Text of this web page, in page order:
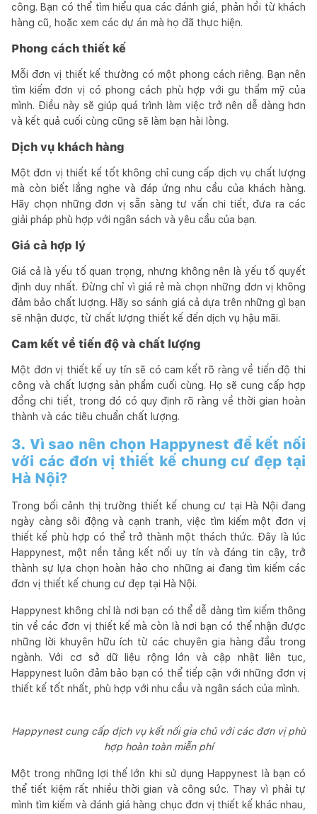
công. Bạn có thể tìm hiểu qua các đánh giá, phản hồi từ khách
hàng cũ, hoặc xem các dự án mà họ đã thực hiện.
Phong cách thiết kế
Mỗi đơn vị thiết kế thường có một phong cách riêng. Bạn nên
tìm kiếm đơn vị có phong cách phù hợp với gu thẩm mỹ của
mình. Điều này sẽ giúp quá trình làm việc trở nên dễ dàng hơn
và kết quả cuối cùng cũng sẽ làm bạn hài lòng.
Dịch vụ khách hàng
Một đơn vị thiết kế tốt không chỉ cung cấp dịch vụ chất lượng
mà còn biết lắng nghe và đáp ứng nhu cầu của khách hàng.
Hãy chọn những đơn vị sẵn sàng tư vấn chi tiết, đưa ra các
giải pháp phù hợp với ngân sách và yêu cầu của bạn.
Giá cả hợp lý
Giá cả là yếu tố quan trọng, nhưng không nên là yếu tố quyết
định duy nhất. Đừng chỉ vì giá rẻ mà chọn những đơn vị không
đảm bảo chất lượng. Hãy so sánh giá cả dựa trên những gì bạn
sẽ nhận được, từ chất lượng thiết kế đến dịch vụ hậu mãi.
Cam kết về tiến độ và chất lượng
Một đơn vị thiết kế uy tín sẽ có cam kết rõ ràng về tiến độ thi
công và chất lượng sản phẩm cuối cùng. Họ sẽ cung cấp hợp
đồng chi tiết, trong đó có quy định rõ ràng về thời gian hoàn
thành và các tiêu chuẩn chất lượng.
3. Vì sao nên chọn Happynest để kết nối
với các đơn vị thiết kế chung cư đẹp tại
Hà Nội?
Trong bối cảnh thị trường thiết kế chung cư tại Hà Nội đang
ngày càng sôi động và cạnh tranh, việc tìm kiếm một đơn vị
thiết kế phù hợp có thể trở thành một thách thức. Đây là lúc
Happynest, một nền tảng kết nối uy tín và đáng tin cậy, trở
thành sự lựa chọn hoàn hảo cho những ai đang tìm kiếm các
đơn vị thiết kế chung cư đẹp tại Hà Nội.
Happynest không chỉ là nơi bạn có thể dễ dàng tìm kiếm thông
tin về các đơn vị thiết kế mà còn là nơi bạn có thể nhận được
những lời khuyên hữu ích từ các chuyên gia hàng đầu trong
ngành. Với cơ sở dữ liệu rộng lớn và cập nhật liên tục,
Happynest luôn đảm bảo bạn có thể tiếp cận với những đơn vị
thiết kế tốt nhất, phù hợp với nhu cầu và ngân sách của mình.
Happynest cung cấp dịch vụ kết nối gia chủ với các đơn vị phù
hợp hoàn toàn miễn phí
Một trong những lợi thế lớn khi sử dụng Happynest là bạn có
thể tiết kiệm rất nhiều thời gian và công sức. Thay vì phải tự
mình tìm kiếm và đánh giá hàng chục đơn vị thiết kế khác nhau,